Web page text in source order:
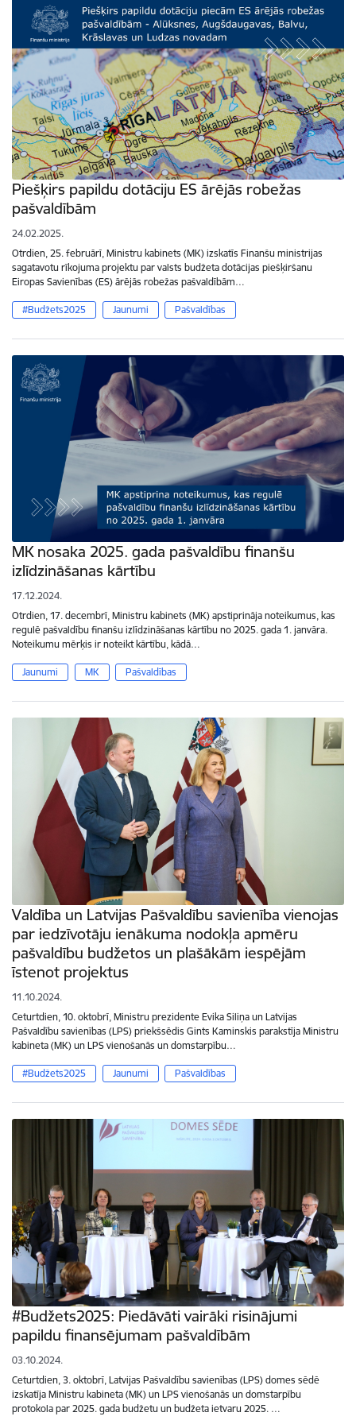
Piešķirs papildu dotāciju ES ārējās robežas
pašvaldībām
24.02.2025.
Otrdien, 25. februārī, Ministru kabinets (MK) izskatīs Finanšu ministrijas
sagatavotu rīkojuma projektu par valsts budžeta dotācijas piešķiršanu
Eiropas Savienības (ES) ārējās robežas pašvaldībām…
#Budžets2025 Jaunumi Pašvaldības
MK nosaka 2025. gada pašvaldību finanšu
izlīdzināšanas kārtību
17.12.2024.
Otrdien, 17. decembrī, Ministru kabinets (MK) apstiprināja noteikumus, kas
regulē pašvaldību finanšu izlīdzināšanas kārtību no 2025. gada 1. janvāra.
Noteikumu mērķis ir noteikt kārtību, kādā…
Jaunumi MK Pašvaldības
Valdība un Latvijas Pašvaldību savienība vienojas
par iedzīvotāju ienākuma nodokļa apmēru
pašvaldību budžetos un plašākām iespējām
īstenot projektus
11.10.2024.
Ceturtdien, 10. oktobrī, Ministru prezidente Evika Siliņa un Latvijas
Pašvaldību savienības (LPS) priekšsēdis Gints Kaminskis parakstīja Ministru
kabineta (MK) un LPS vienošanās un domstarpību…
#Budžets2025 Jaunumi Pašvaldības
#Budžets2025: Piedāvāti vairāki risinājumi
papildu finansējumam pašvaldībām
03.10.2024.
Ceturtdien, 3. oktobrī, Latvijas Pašvaldību savienības (LPS) domes sēdē
izskatīja Ministru kabineta (MK) un LPS vienošanās un domstarpību
protokola par 2025. gada budžetu un budžeta ietvaru 2025. …